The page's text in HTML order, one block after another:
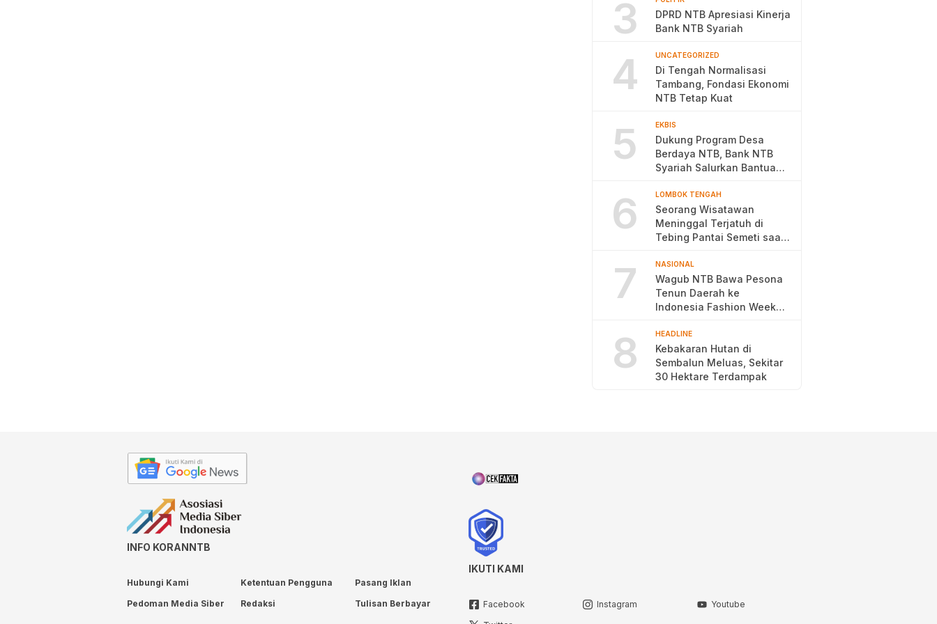
3
DPRD NTB Apresiasi Kinerja
Bank NTB Syariah
4 UNCATEGORIZED
Di Tengah Normalisasi
Tambang, Fondasi Ekonomi
NTB Tetap Kuat
5 EKBIS
Dukung Program Desa
Berdaya NTB, Bank NTB
Syariah Salurkan Bantuan
6 LOMBOK TENGAH
Seorang Wisatawan
Meninggal Terjatuh di
Tebing Pantai Semeti saat
7 NASIONAL
Wagub NTB Bawa Pesona
Tenun Daerah ke
Indonesia Fashion Week
8 HEADLINE
Kebakaran Hutan di
Sembalun Meluas, Sekitar
30 Hektare Terdampak
INFO KORANNTB
Hubungi Kami Ketentuan Pengguna
Pasang Iklan
Pedoman Media Siber
Redaksi Tulisan Berbayar
IKUTI KAMI
Facebook Instagram
Youtube